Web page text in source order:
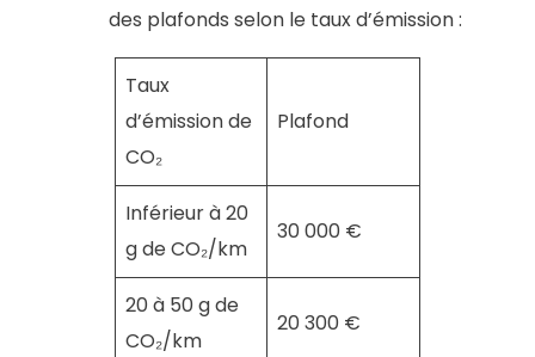
des plafonds selon le taux d’émission :
Taux
d’émission de
CO₂
Plafond
Inférieur à 20
g de CO₂/km
30 000 €
20 à 50 g de
CO₂/km
20 300 €